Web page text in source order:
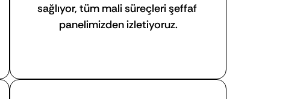
sağlıyor, tüm mali süreçleri şeffaf
panelimizden izletiyoruz.